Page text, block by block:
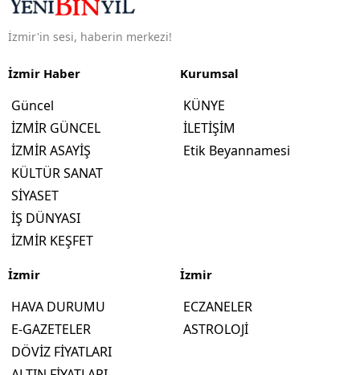
İzmir'in sesi, haberin merkezi!
İzmir Haber
Güncel
İZMİR GÜNCEL
İZMİR ASAYİŞ
KÜLTÜR SANAT
SİYASET
İŞ DÜNYASI
İZMİR KEŞFET
Kurumsal
KÜNYE
İLETİŞİM
Etik Beyannamesi
İzmir
HAVA DURUMU
E-GAZETELER
DÖVİZ FİYATLARI
İzmir
ECZANELER
ASTROLOJİ